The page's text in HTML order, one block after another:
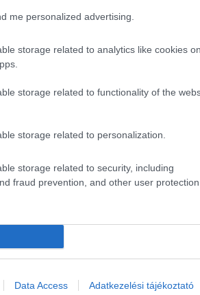
me personalized advertising.
storage related to analytics like cookies on
storage related to functionality of the
storage related to personalization.
storage related to security, including
fraud prevention, and other user protection.
Data Access Adatkezelési tájékoztató